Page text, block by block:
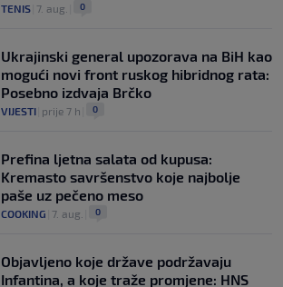
TENIS 7. aug. 0
Ukrajinski general upozorava na BiH kao
mogući novi front ruskog hibridnog rata:
Posebno izdvaja Brčko
VIJESTI prije 7 h 0
Prefina ljetna salata od kupusa:
Kremasto savršenstvo koje najbolje
paše uz pečeno meso
COOKING 7. aug. 0
Objavljeno koje države podržavaju
Infantina, a koje traže promjene: HNS